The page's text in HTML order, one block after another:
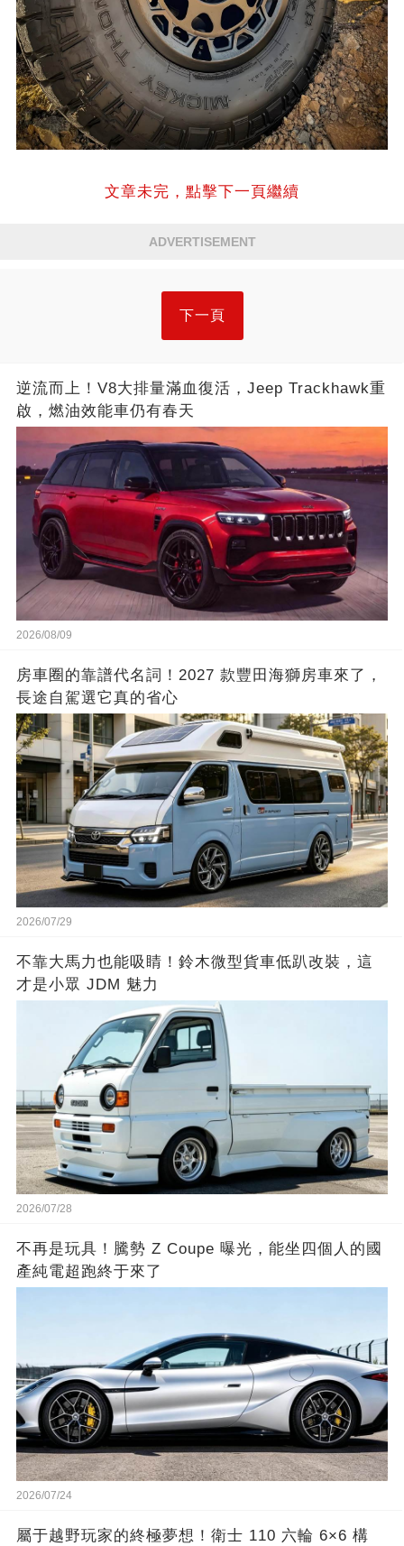
文章未完，點擊下一頁繼續
ADVERTISEMENT
下一頁
逆流而上！V8大排量滿血復活，Jeep Trackhawk重
啟，燃油效能車仍有春天
2026/08/09
房車圈的靠譜代名詞！2027 款豐田海獅房車來了，
長途自駕選它真的省心
2026/07/29
不靠大馬力也能吸睛！鈴木微型貨車低趴改裝，這
才是小眾 JDM 魅力
2026/07/28
不再是玩具！騰勢 Z Coupe 曝光，能坐四個人的國
產純電超跑終于來了
2026/07/24
屬于越野玩家的終極夢想！衛士 110 六輪 6×6 構